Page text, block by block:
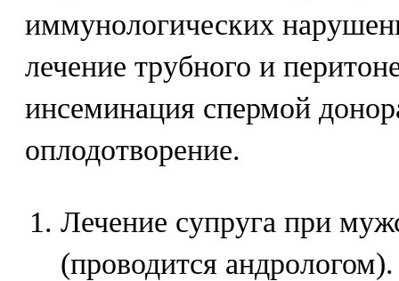
иммунологических
лечение трубного и
инсеминация спермой
оплодотворение.
Лечение супруга при
(проводится андрологом).